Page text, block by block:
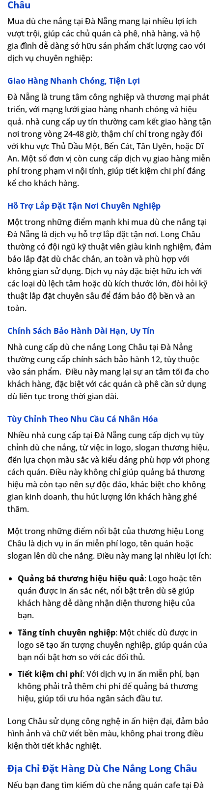
Châu
Mua dù che nắng tại Đà Nẵng mang lại nhiều lợi ích
vượt trội, giúp các chủ quán cà phê, nhà hàng, và hộ
gia đình dễ dàng sở hữu sản phẩm chất lượng cao với
dịch vụ chuyên nghiệp:
Giao Hàng Nhanh Chóng, Tiện Lợi
Đà Nẵng là trung tâm công nghiệp và thương mại phát
triển, với mạng lưới giao hàng nhanh chóng và hiệu
quả. nhà cung cấp uy tín thường cam kết giao hàng tận
nơi trong vòng 24-48 giờ, thậm chí chỉ trong ngày đối
với khu vực Thủ Dầu Một, Bến Cát, Tân Uyên, hoặc Dĩ
An. Một số đơn vị còn cung cấp dịch vụ giao hàng miễn
phí trong phạm vi nội tỉnh, giúp tiết kiệm chi phí đáng
kể cho khách hàng.
Hỗ Trợ Lắp Đặt Tận Nơi Chuyên Nghiệp
Một trong những điểm mạnh khi mua dù che nắng tại
Đà Nẵng là dịch vụ hỗ trợ lắp đặt tận nơi. Long Châu
thường có đội ngũ kỹ thuật viên giàu kinh nghiệm, đảm
bảo lắp đặt dù chắc chắn, an toàn và phù hợp với
không gian sử dụng. Dịch vụ này đặc biệt hữu ích với
các loại dù lệch tâm hoặc dù kích thước lớn, đòi hỏi kỹ
thuật lắp đặt chuyên sâu để đảm bảo độ bền và an
toàn.
Chính Sách Bảo Hành Dài Hạn, Uy Tín
Nhà cung cấp dù che nắng Long Châu tại Đà Nẵng
thường cung cấp chính sách bảo hành 12, tùy thuộc
vào sản phẩm. Điều này mang lại sự an tâm tối đa cho
khách hàng, đặc biệt với các quán cà phê cần sử dụng
dù liên tục trong thời gian dài.
Tùy Chỉnh Theo Nhu Cầu Cá Nhân Hóa
Nhiều nhà cung cấp tại Đà Nẵng cung cấp dịch vụ tùy
chỉnh dù che nắng, từ việc in logo, slogan thương hiệu,
đến lựa chọn màu sắc và kiểu dáng phù hợp với phong
cách quán. Điều này không chỉ giúp quảng bá thương
hiệu mà còn tạo nên sự độc đáo, khác biệt cho không
gian kinh doanh, thu hút lượng lớn khách hàng ghé
thăm.
Một trong những điểm nổi bật của thương hiệu Long
Châu là dịch vụ in ấn miễn phí logo, tên quán hoặc
slogan lên dù che nắng. Điều này mang lại nhiều lợi ích:
Quảng bá thương hiệu hiệu quả: Logo hoặc tên
quán được in ấn sắc nét, nổi bật trên dù sẽ giúp
khách hàng dễ dàng nhận diện thương hiệu của
bạn.
Tăng tính chuyên nghiệp: Một chiếc dù được in
logo sẽ tạo ấn tượng chuyên nghiệp, giúp quán của
bạn nổi bật hơn so với các đối thủ.
Tiết kiệm chi phí: Với dịch vụ in ấn miễn phí, bạn
không phải trả thêm chi phí để quảng bá thương
hiệu, giúp tối ưu hóa ngân sách đầu tư.
Long Châu sử dụng công nghệ in ấn hiện đại, đảm bảo
hình ảnh và chữ viết bền màu, không phai trong điều
kiện thời tiết khắc nghiệt.
Địa Chỉ Đặt Hàng Dù Che Nắng Long Châu
Nếu bạn đang tìm kiếm dù che nắng quán cafe tại Đà